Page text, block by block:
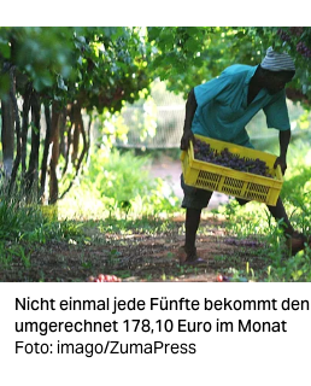
sport
berlin
nord
wahrheit
verlag
verlag
veranstaltungen
Nicht einmal jede Fünfte bekommt
umgerechnet 178,10 Euro im Monat
Foto: imago/ZumaPress